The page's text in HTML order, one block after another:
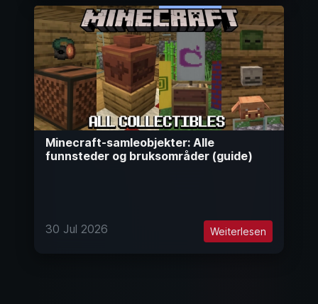
Minecraft-samleobjekter: Alle
funnsteder og bruksområder (guide)
30 Jul 2026 Weiterlesen